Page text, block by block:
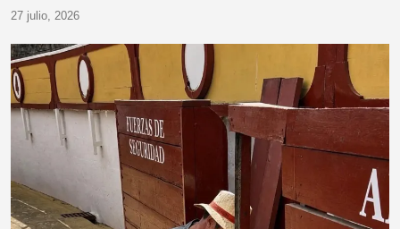
27 julio, 2026